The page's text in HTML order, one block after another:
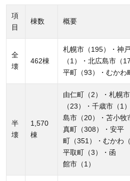
項
目
棟数 概要
全
壊
462棟
札幌市（195）・神
（1）・北広島市（
平町（93）・むかわ
半
壊
1,570
棟
由仁町（2）・札幌
（23）・千歳市（1
島市（20）・苫小牧
真町（308）・安平
町（351）・むかわ
平取町（3）・函
館市（1）